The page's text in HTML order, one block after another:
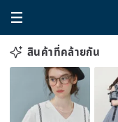
สินค้าที่คล้ายกัน